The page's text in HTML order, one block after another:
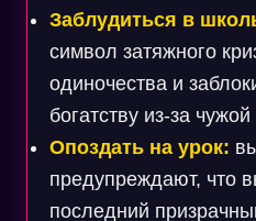
Заблудиться в
символ затяжного
одиночества и
богатству из-за
Опоздать на урок:
предупреждают, что
последний